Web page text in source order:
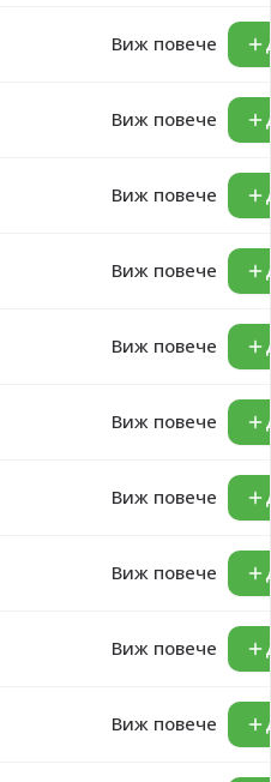
Виж повече
Виж повече
Виж повече
Виж повече
Виж повече
Виж повече
Виж повече
Виж повече
Виж повече
Виж повече